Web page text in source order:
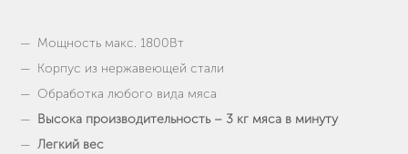
Мощность макс. 1800Вт
Корпус из нержавеющей стали
Обработка любого вида мяса
Высока производительность – 3 кг мяса в минуту
Легкий вес